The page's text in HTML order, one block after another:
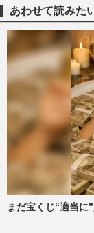
あわせて読みた
まだ宝くじ“適当に